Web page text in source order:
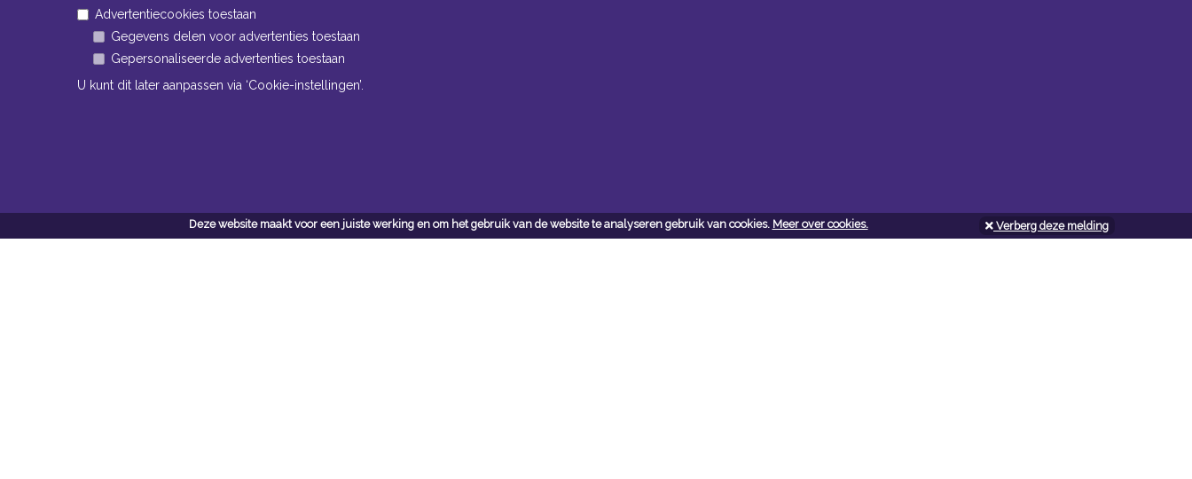
Deze website maakt voor een juiste werking en om het gebruik van de website te analyseren gebruik van cookies. Meer over cookies. Verberg deze melding
Advertentiecookies toestaan
Gegevens delen voor advertenties toestaan
Gepersonaliseerde advertenties toestaan
U kunt dit later aanpassen via ‘Cookie-instellingen’.